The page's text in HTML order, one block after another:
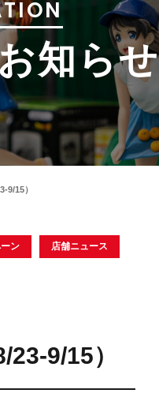
知らせ
9/15）
ン 店舗ニュース
9/15）